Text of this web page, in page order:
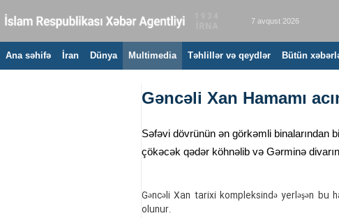
7 avqust 2026
Ana səhifə İran Dünya Multimedia Təhlillər və qeydlər Bütün
Gəncəli Xan Hamamı
Səfəvi dövrünün ən görkəmli binalarından
çökəcək qədər köhnəlib və Gərminə
Gəncəli Xan tarixi kompleksində yerləşən bu
olunur.